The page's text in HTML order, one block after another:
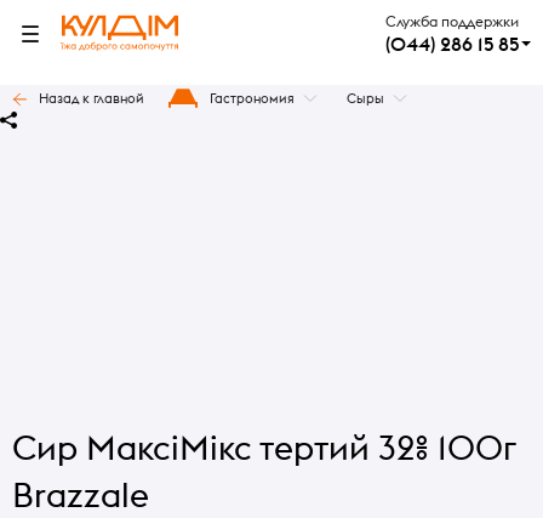
Служба поддержки
(044) 286 15 85
Назад к главной Гастрономия Сыры
Сир МаксіМікс тертий 32% 100г
Brazzale